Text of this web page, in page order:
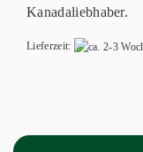
Kanadaliebhaber.
Lieferzeit: